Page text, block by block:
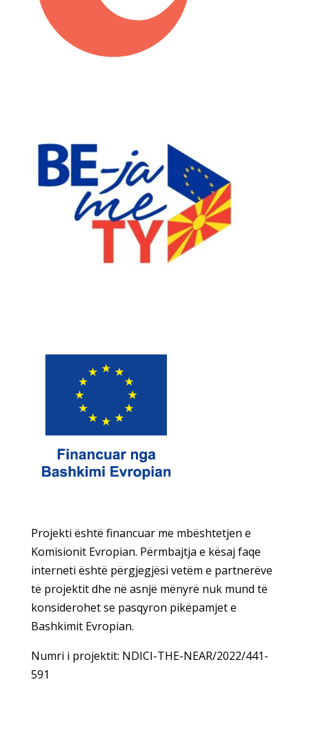
Projekti është financuar me mbështetjen e
Komisionit Evropian. Përmbajtja e kësaj faqe
interneti është përgjegjësi vetëm e partnerëve
të projektit dhe në asnjë mënyrë nuk mund të
konsiderohet se pasqyron pikëpamjet e
Bashkimit Evropian.
Numri i projektit: NDICI-THE-NEAR/2022/441-
591